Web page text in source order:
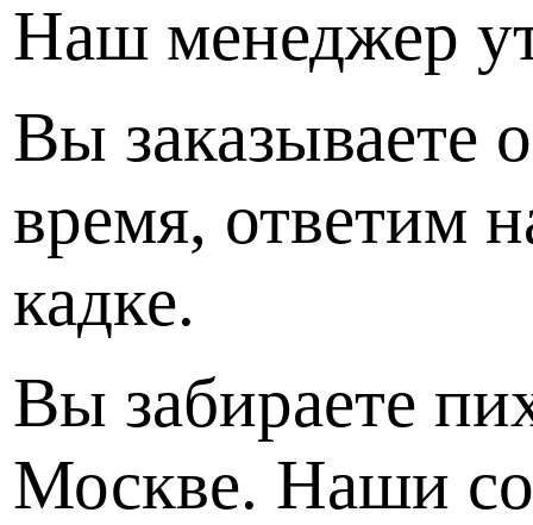
Наш менеджер
Вы заказываете
время, ответим
кадке.
Вы забираете
Москве. Наши